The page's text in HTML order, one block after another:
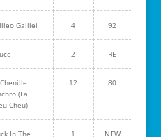
Galilei 4 92
2 RE
(La
Cheu)
12 80
In The
1 NEW